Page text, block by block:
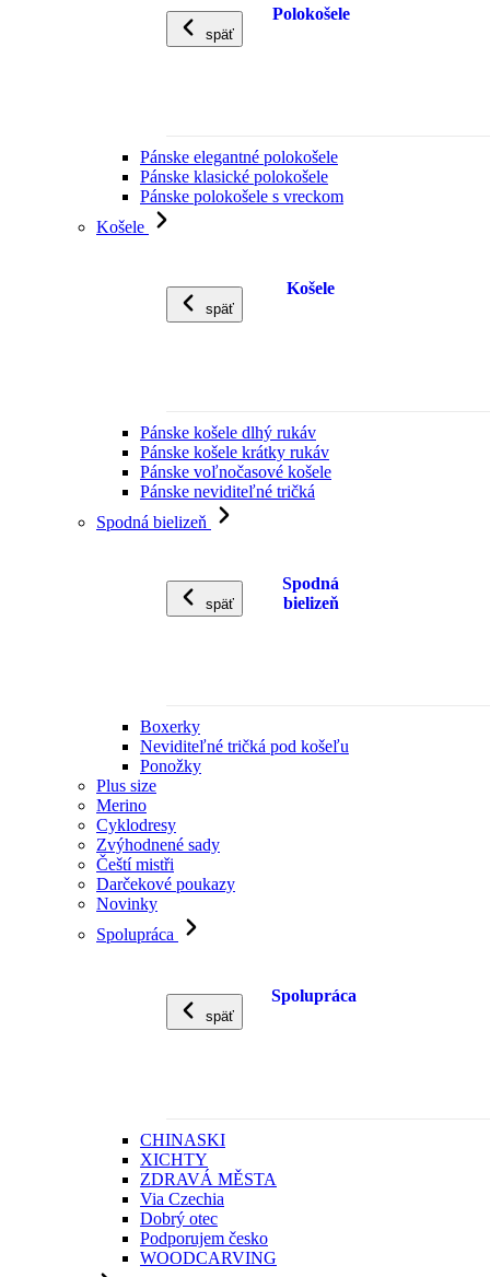
späť
Polokošele
Pánske elegantné polokošele
Pánske klasické polokošele
Pánske polokošele s vreckom
Košele
späť
Košele
Pánske košele dlhý rukáv
Pánske košele krátky rukáv
Pánske voľnočasové košele
Pánske neviditeľné tričká
Spodná bielizeň
späť
Spodná
bielizeň
Boxerky
Neviditeľné tričká pod košeľu
Ponožky
Plus size
Merino
Cyklodresy
Zvýhodnené sady
Čeští mistři
Darčekové poukazy
Novinky
Spolupráca
späť
Spolupráca
CHINASKI
XICHTY
ZDRAVÁ MĚSTA
Via Czechia
Dobrý otec
Podporujem česko
WOODCARVING